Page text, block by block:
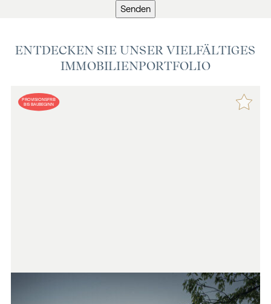
Senden
ENTDECKEN SIE UNSER VIELFÄLTIGES
IMMOBILIENPORTFOLIO
PROVISIONSFREI
BIS BAUBEGINN